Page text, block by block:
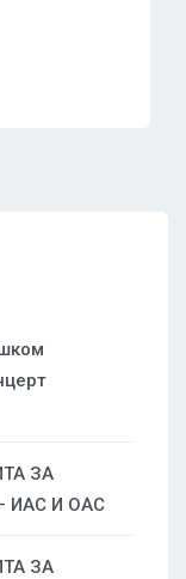
ЗА
ИАС И ОАС
ЗА